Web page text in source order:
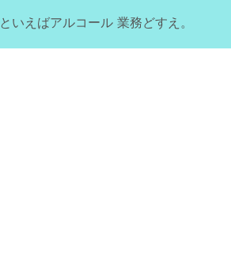
いえばアルコール 業務どすえ。